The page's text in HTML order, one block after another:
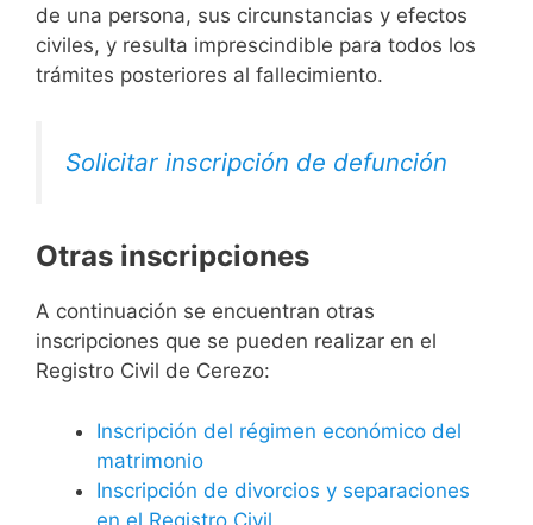
de una persona, sus circunstancias y efectos
civiles, y resulta imprescindible para todos los
trámites posteriores al fallecimiento.
Solicitar inscripción de defunción
Otras inscripciones
A continuación se encuentran otras
inscripciones que se pueden realizar en el
Registro Civil de Cerezo:
Inscripción del régimen económico del
matrimonio
Inscripción de divorcios y separaciones
en el Registro Civil